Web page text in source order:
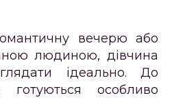
вечерю або
людиною, дівчина
ідеально. До
готуються особливо